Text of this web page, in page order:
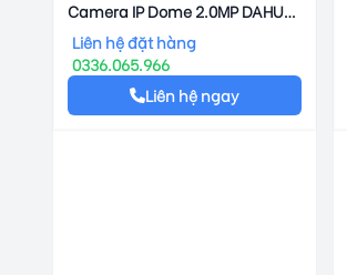
Camera IP Dome 2.0MP DAHUA
DH-IPC-HDW1230SP-S4
Liên hệ đặt hàng
0336.065.966
Liên hệ ngay